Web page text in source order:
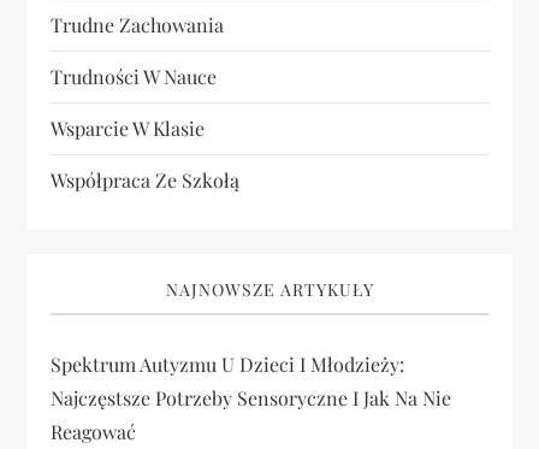
Trudne Zachowania
Trudności W Nauce
Wsparcie W Klasie
Współpraca Ze Szkołą
NAJNOWSZE ARTYKUŁY
Spektrum Autyzmu U Dzieci I Młodzieży:
Najczęstsze Potrzeby Sensoryczne I Jak Na Nie
Reagować